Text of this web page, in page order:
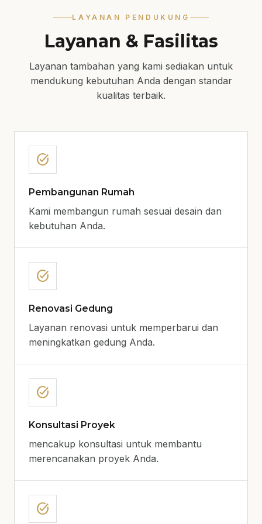
LAYANAN PENDUKUNG
Layanan & Fasilitas
Layanan tambahan yang kami sediakan untuk
mendukung kebutuhan Anda dengan standar
kualitas terbaik.
task_alt
Pembangunan Rumah
Kami membangun rumah sesuai desain dan
kebutuhan Anda.
task_alt
Renovasi Gedung
Layanan renovasi untuk memperbarui dan
meningkatkan gedung Anda.
task_alt
Konsultasi Proyek
mencakup konsultasi untuk membantu
merencanakan proyek Anda.
task_alt